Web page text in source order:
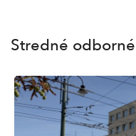
Stredné